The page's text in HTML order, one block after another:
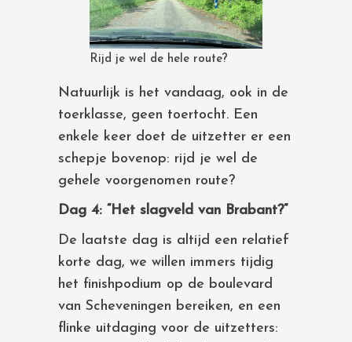
Rijd je wel de hele route?
Natuurlijk is het vandaag, ook in de
toerklasse, geen toertocht. Een
enkele keer doet de uitzetter er een
schepje bovenop: rijd je wel de
gehele voorgenomen route?
Dag 4: “Het slagveld van Brabant?”
De laatste dag is altijd een relatief
korte dag, we willen immers tijdig
het finishpodium op de boulevard
van Scheveningen bereiken, en een
flinke uitdaging voor de uitzetters: